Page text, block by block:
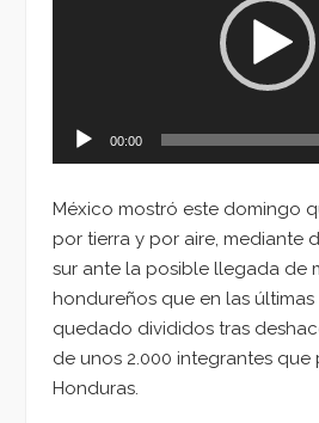
00:00
México mostró este domingo
por tierra y por aire, mediante
sur ante la posible llegada de
hondureños que en las últimas
quedado divididos tras
de unos 2.000 integrantes
Honduras.